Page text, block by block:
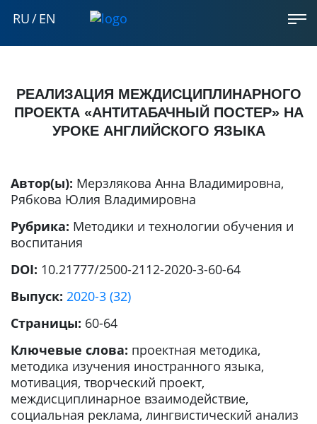
RU/EN
РЕАЛИЗАЦИЯ МЕЖДИСЦИПЛИНАРНОГО
ПРОЕКТА «АНТИТАБАЧНЫЙ ПОСТЕР» НА
УРОКЕ АНГЛИЙСКОГО ЯЗЫКА
Автор(ы): Мерзлякова Анна Владимировна,
Рябкова Юлия Владимировна
Рубрика: Методики и технологии обучения и
воспитания
DOI: 10.21777/2500-2112-2020-3-60-64
Выпуск: 2020-3 (32)
Страницы: 60-64
Ключевые слова: проектная методика,
методика изучения иностранного языка,
мотивация, творческий проект,
междисциплинарное взаимодействие,
социальная реклама, лингвистический анализ